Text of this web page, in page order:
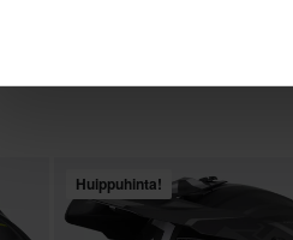
Huippuhinta!